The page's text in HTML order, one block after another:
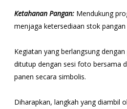
​Ketahanan Pangan: Mendukung
menjaga ketersediaan stok
​Kegiatan yang berlangsung
ditutup dengan sesi foto bersama
panen secara simbolis.
Diharapkan, langkah yang diambil